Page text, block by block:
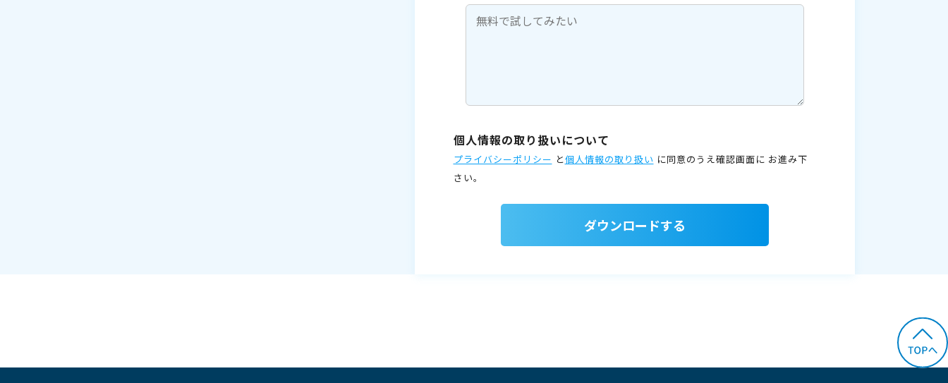
個人情報の取り扱いについて
プライバシーポリシー と個人情報の取り扱い に同意のうえ確認画面に お進み下
さい。
ダウンロードする